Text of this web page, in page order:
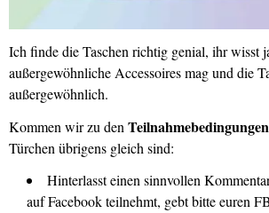
Ich finde die Taschen richtig genial, ihr wisst
außergewöhnliche Accessoires mag und die
außergewöhnlich.
Kommen wir zu den Teilnahmebedingungen
Türchen übrigens gleich sind:
Hinterlasst einen sinnvollen
auf Facebook teilnehmt, gebt bitte euren